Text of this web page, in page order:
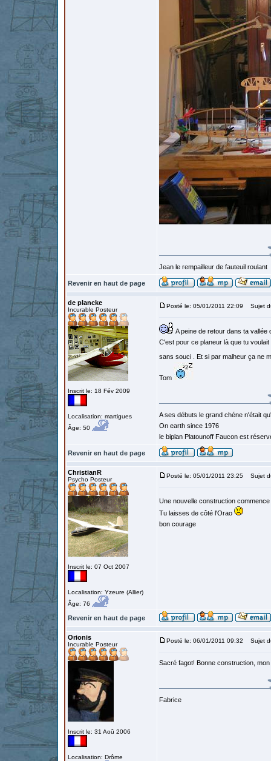
Jean le rempailleur de fauteuil roulant
Revenir en haut de page
de plancke
Incurable Posteur
Inscrit le: 18 Fév 2009
Localisation: martigues
Âge: 50
Posté le: 05/01/2011 22:09 Sujet
A peine de retour dans ta vallée
C'est pour ce planeur là que tu
sans souci . Et si par malheur ça ne
Tom
A ses débuts le grand chéne n'était
On earth since 1976
le biplan Platounoff Faucon est
Revenir en haut de page
ChristianR
Psycho Posteur
Inscrit le: 07 Oct 2007
Localisation: Yzeure (Allier)
Âge: 76
Posté le: 05/01/2011 23:25 Sujet
Une nouvelle construction commence
Tu laisses de côté l'Orao
bon courage
Revenir en haut de page
Orionis
Incurable Posteur
Inscrit le: 31 Aoû 2006
Localisation: Drôme
Posté le: 06/01/2011 09:32 Sujet
Sacré fagot! Bonne construction,
Fabrice